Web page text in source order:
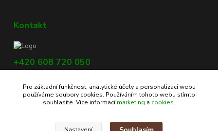
Kontakt
+420 608 720 050
Využijte náš chat, vpravo dole na obrazovce.
info@profikoreni.cz
Pro základní funkčnost, analytické účely a personalizaci webu
používáme soubory cookies. Používáním tohoto webu stímto
souhlasíte. Více informacímarketing a cookies.